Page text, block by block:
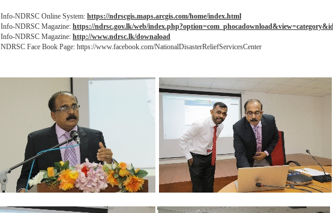
Info-NDRSC Online System: https://ndrscgis.maps.arcgis.com/home/index.html
Info-NDRSC Magazine: https://ndrsc.gov.lk/web/
Info-NDRSC Magazine: http://www.ndrsc.lk/downaload
NDRSC Face Book Page: https://www.facebook.com/NationalDisasterReliefServicesCenter